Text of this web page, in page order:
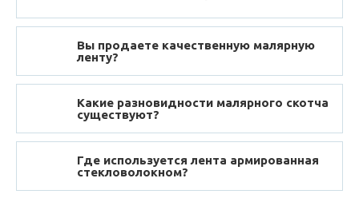
Вы продаете качественную малярную
ленту?
Какие разновидности малярного скотча
существуют?
Где используется лента армированная
стекловолокном?